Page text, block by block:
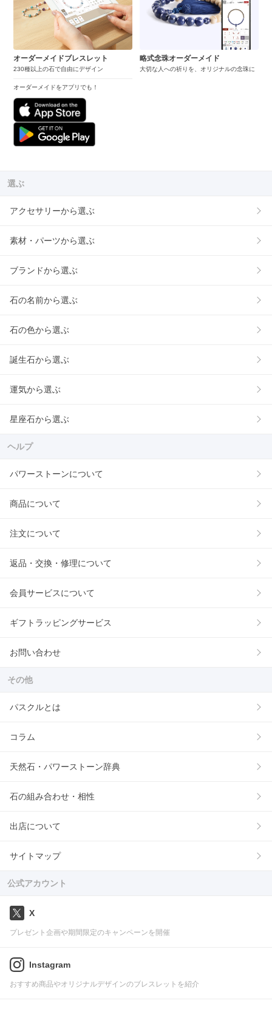
オーダーメイドブレスレット
230種以上の石で自由にデザイン
オーダーメイドをアプリでも！
略式念珠オーダーメイド
大切な人への祈りを、オリジナルの念珠に
選ぶ
アクセサリーから選ぶ
素材・パーツから選ぶ
ブランドから選ぶ
石の名前から選ぶ
石の色から選ぶ
誕生石から選ぶ
運気から選ぶ
星座石から選ぶ
ヘルプ
パワーストーンについて
商品について
注文について
返品・交換・修理について
会員サービスについて
ギフトラッピングサービス
お問い合わせ
その他
パスクルとは
コラム
天然石・パワーストーン辞典
石の組み合わせ・相性
出店について
サイトマップ
公式アカウント
X
プレゼント企画や期間限定のキャンペーンを開催
Instagram
おすすめ商品やオリジナルデザインのブレスレットを紹介